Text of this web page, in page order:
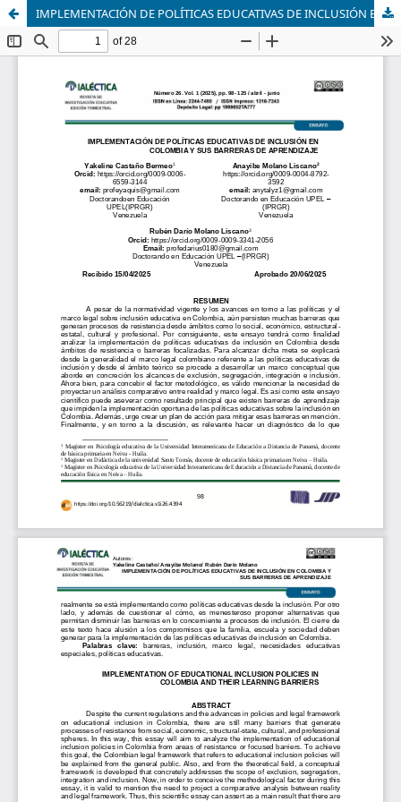
IMPLEMENTACIÓN DE POLÍTICAS EDUCATIVAS DE INCLUSIÓN EN COLOMBIA Y SUS BARRERAS DE APRENDIZAJE